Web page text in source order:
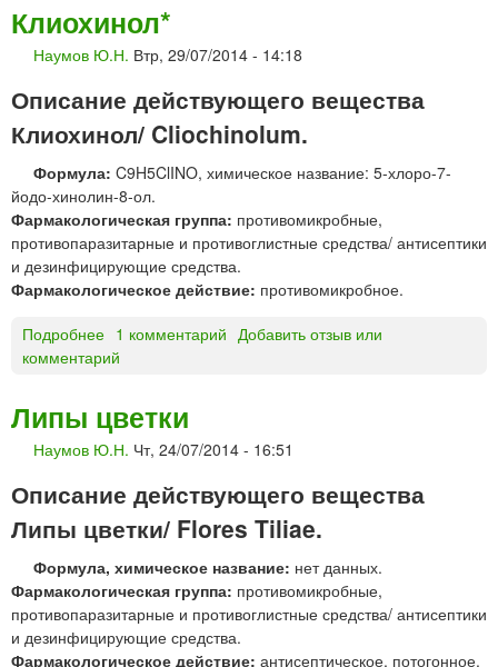
а
ц
в
т
и
ч
е
с
к
а
я
б
и
к
а
ы
е
р
а
и
с
т
и
н
®
р
а
с
о
л
я
е
с
н
о
г
о
Клиохинол*
Наумов Ю.Н. Втр, 29/07/2014 - 14:18
Описание действующего вещества
Клиохинол/ Cliochinolum.
Формула: C9H5ClINO, химическое название: 5-хлоро-7-
йодо-хинолин-8-ол.
Фармакологическая группа: противомикробные,
противопаразитарные и противоглистные средства/ антисептики
и дезинфицирующие средства.
Фармакологическое действие: противомикробное.
Подробнее
К
о
х
н
о
л
*
1 комментарий Добавить отзыв или
комментарий
Липы цветки
Наумов Ю.Н. Чт, 24/07/2014 - 16:51
Описание действующего вещества
Липы цветки/ Flores Tiliae.
Формула, химическое название: нет данных.
Фармакологическая группа: противомикробные,
противопаразитарные и противоглистные средства/ антисептики
и дезинфицирующие средства.
Фармакологическое действие: антисептическое, потогонное.